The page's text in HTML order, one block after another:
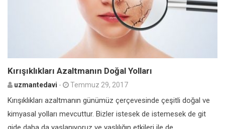
Kırışıklıkları Azaltmanın Doğal Yolları
uzmantedavi - Temmuz 29, 2017
Kırışıklıkları azaltmanın günümüz çerçevesinde çeşitli doğal ve
kimyasal yolları mevcuttur. Bizler istesek de istemesek de git